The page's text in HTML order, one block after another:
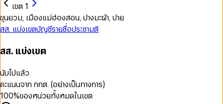
เขต 1
ขุนยวม, เมืองแม่ฮ่องสอน, ปางมะผ้า, ปาย
สส. แบ่งเขตบัญชีรายชื่อประชามติ
สส. แบ่งเขต
นับไปแล้ว
คะแนนจาก กกต. (อย่างเป็นทางการ)
100%ของหน่วยทั้งหมดในเขต